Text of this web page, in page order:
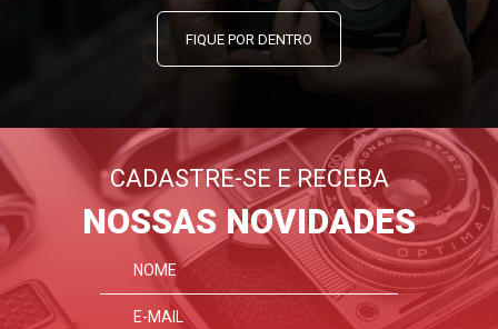
FIQUE POR DENTRO
CADASTRE-SE E RECEBA
NOSSAS NOVIDADES